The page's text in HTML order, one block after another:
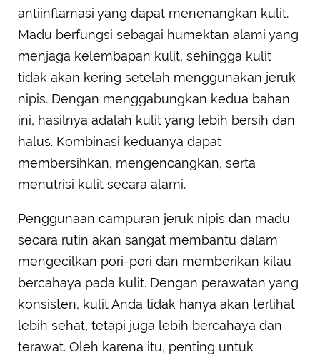
antiinflamasi yang dapat menenangkan kulit.
Madu berfungsi sebagai humektan alami yang
menjaga kelembapan kulit, sehingga kulit
tidak akan kering setelah menggunakan jeruk
nipis. Dengan menggabungkan kedua bahan
ini, hasilnya adalah kulit yang lebih bersih dan
halus. Kombinasi keduanya dapat
membersihkan, mengencangkan, serta
menutrisi kulit secara alami.
Penggunaan campuran jeruk nipis dan madu
secara rutin akan sangat membantu dalam
mengecilkan pori-pori dan memberikan kilau
bercahaya pada kulit. Dengan perawatan yang
konsisten, kulit Anda tidak hanya akan terlihat
lebih sehat, tetapi juga lebih bercahaya dan
terawat. Oleh karena itu, penting untuk